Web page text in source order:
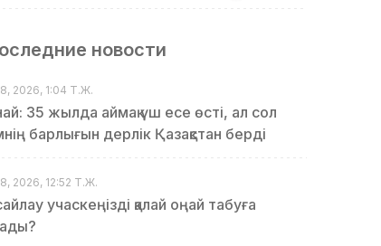
новости
2026, 1:04 Т.Ж.
35 жылда аймақ үш есе өсті, ал сол
барлығын дерлік Қазақстан берді
2026, 12:52 Т.Ж.
учаскеңізді қалай оңай табуға